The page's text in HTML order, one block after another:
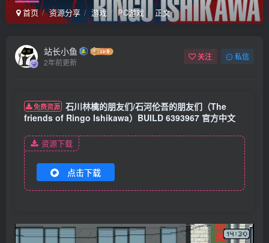
首页 资源分享 游戏 PC游戏 正文
站长小鱼
2年前更新
关注 私信
免费资源 石川林檎的朋友们/石河伦吾的朋友们（The
friends of Ringo Ishikawa）BUILD 6393967 官方中文
资源下载
点击下载